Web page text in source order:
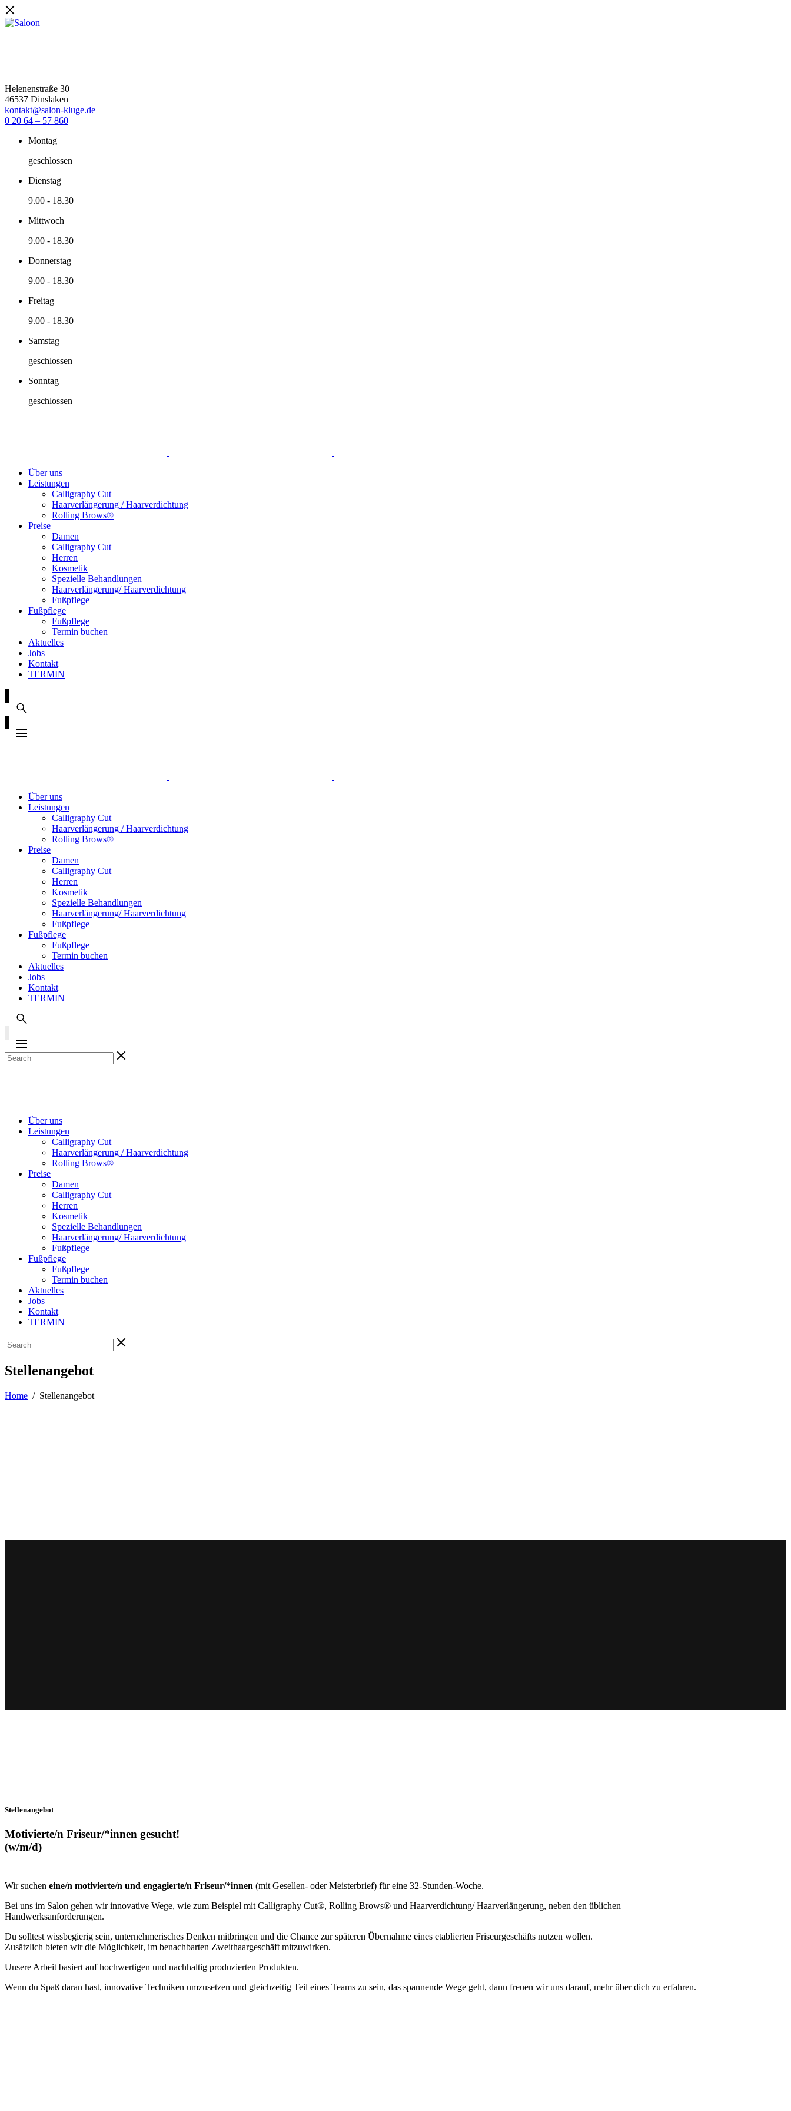
Helenenstraße 30
46537 Dinslaken
kontakt@salon-kluge.de
0 20 64 – 57 860
Montag
geschlossen
Dienstag
9.00 - 18.30
Mittwoch
9.00 - 18.30
Donnerstag
9.00 - 18.30
Freitag
9.00 - 18.30
Samstag
geschlossen
Sonntag
geschlossen
Über uns
Leistungen
Calligraphy Cut
Haarverlängerung / Haarverdichtung
Rolling Brows®
Preise
Damen
Calligraphy Cut
Herren
Kosmetik
Spezielle Behandlungen
Haarverlängerung/ Haarverdichtung
Fußpflege
Fußpflege
Fußpflege
Termin buchen
Aktuelles
Jobs
Kontakt
TERMIN
Über uns
Leistungen
Calligraphy Cut
Haarverlängerung / Haarverdichtung
Rolling Brows®
Preise
Damen
Calligraphy Cut
Herren
Kosmetik
Spezielle Behandlungen
Haarverlängerung/ Haarverdichtung
Fußpflege
Fußpflege
Fußpflege
Termin buchen
Aktuelles
Jobs
Kontakt
TERMIN
Über uns
Leistungen
Calligraphy Cut
Haarverlängerung / Haarverdichtung
Rolling Brows®
Preise
Damen
Calligraphy Cut
Herren
Kosmetik
Spezielle Behandlungen
Haarverlängerung/ Haarverdichtung
Fußpflege
Fußpflege
Fußpflege
Termin buchen
Aktuelles
Jobs
Kontakt
TERMIN
Stellenangebot
Home / Stellenangebot
Stellenangebot
Motivierte/n Friseur/*innen gesucht!
(w/m/d)
Wir suchen eine/n motivierte/n und engagierte/n Friseur/*innen (mit Gesellen- oder Meisterbrief) für eine 32-Stunden-Woche.
Bei uns im Salon gehen wir innovative Wege, wie zum Beispiel mit Calligraphy Cut®, Rolling Brows® und Haarverdichtung/ Haarverlängerung, neben den üblichen
Handwerksanforderungen.
Du solltest wissbegierig sein, unternehmerisches Denken mitbringen und die Chance zur späteren Übernahme eines etablierten Friseurgeschäfts nutzen wollen.
Zusätzlich bieten wir die Möglichkeit, im benachbarten Zweithaargeschäft mitzuwirken.
Unsere Arbeit basiert auf hochwertigen und nachhaltig produzierten Produkten.
Wenn du Spaß daran hast, innovative Techniken umzusetzen und gleichzeitig Teil eines Teams zu sein, das spannende Wege geht, dann freuen wir uns darauf, mehr über dich zu erfahren.